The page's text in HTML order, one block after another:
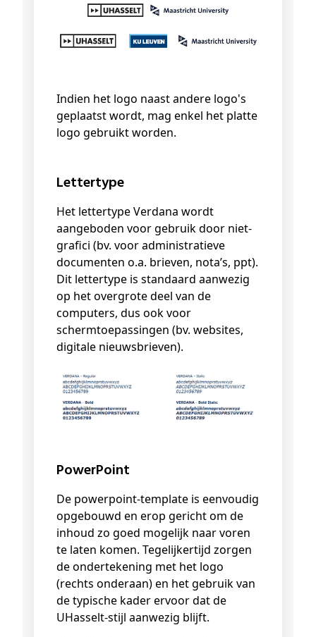
Indien het logo naast andere logo's
geplaatst wordt, mag enkel het platte
logo gebruikt worden.
Lettertype
Het lettertype Verdana wordt
aangeboden voor gebruik door niet-
grafici (bv. voor administratieve
documenten o.a. brieven, nota’s, ppt).
Dit lettertype is standaard aanwezig
op het overgrote deel van de
computers, dus ook voor
schermtoepassingen (bv. websites,
digitale nieuwsbrieven).
PowerPoint
De powerpoint-template is eenvoudig
opgebouwd en erop gericht om de
inhoud zo goed mogelijk naar voren
te laten komen. Tegelijkertijd zorgen
de ondertekening met het logo
(rechts onderaan) en het gebruik van
de typische kader ervoor dat de
UHasselt-stijl aanwezig blijft.